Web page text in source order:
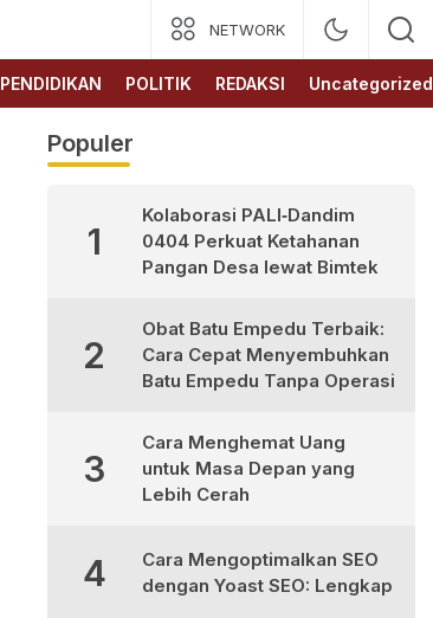
NETWORK
PENDIDIKAN POLITIK REDAKSI Uncategorized
Populer
1
Kolaborasi PALI‑Dandim
0404 Perkuat Ketahanan
Pangan Desa lewat Bimtek
2
Obat Batu Empedu Terbaik:
Cara Cepat Menyembuhkan
Batu Empedu Tanpa Operasi
3
Cara Menghemat Uang
untuk Masa Depan yang
Lebih Cerah
4
Cara Mengoptimalkan SEO
dengan Yoast SEO: Lengkap